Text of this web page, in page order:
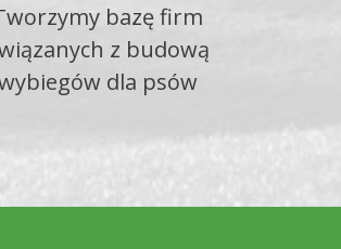
bazę firm
z budową
dla psów